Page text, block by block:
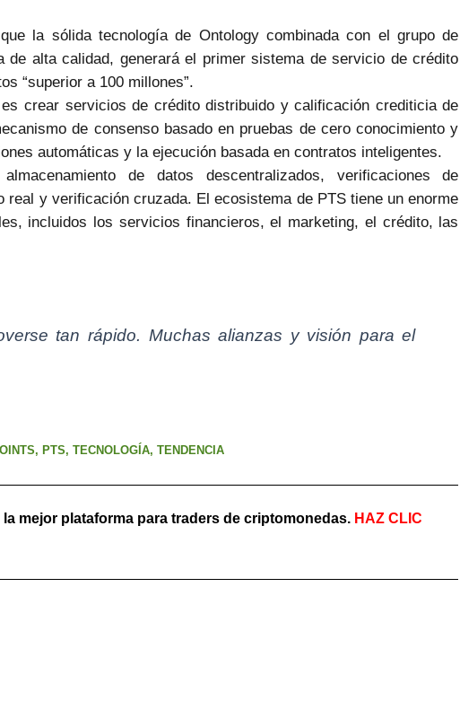
la sólida tecnología de Ontology combinada con el grupo de
alta calidad, generará el primer sistema de servicio de crédito
“superior a 100 millones”.
crear servicios de crédito distribuido y calificación crediticia de
de consenso basado en pruebas de cero conocimiento y
automáticas y la ejecución basada en contratos inteligentes.
de datos descentralizados, verificaciones de
real y verificación cruzada. El ecosistema de PTS tiene un enorme
incluidos los servicios financieros, el marketing, el crédito, las
tan rápido. Muchas alianzas y visión para el
, PTS, TECNOLOGÍA, TENDENCIA
mejor plataforma para traders de criptomonedas. HAZ CLIC